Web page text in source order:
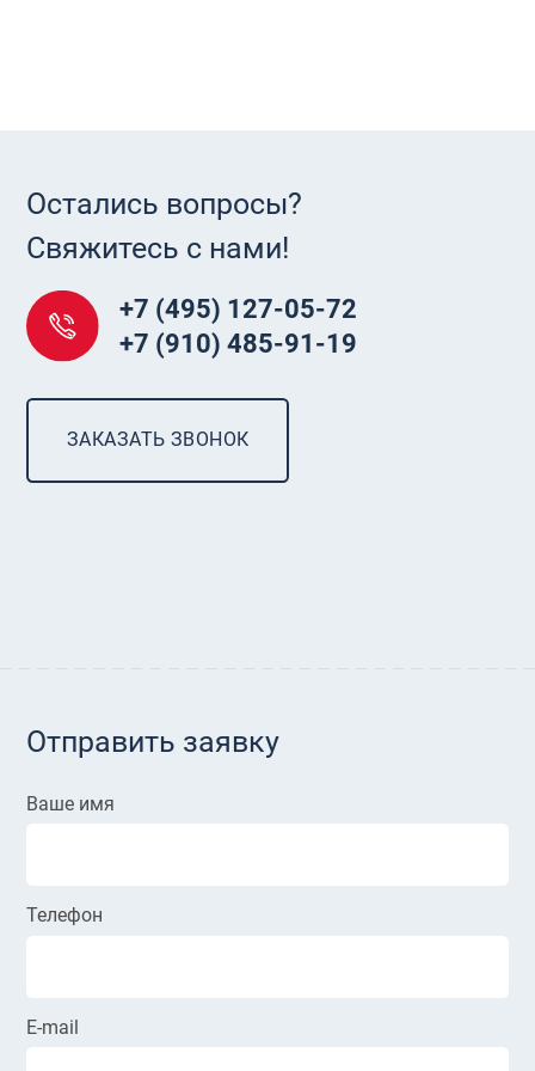
Остались вопросы?
Свяжитесь с нами!
+7 (495) 127-05-72
+7 (910) 485-91-19
ЗАКАЗАТЬ ЗВОНОК
Отправить заявку
Ваше имя
Телефон
E-mail